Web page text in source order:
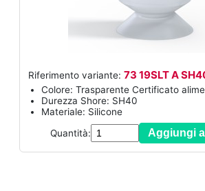
Riferimento variante: 73 19SLT A
Colore: Trasparente Certificato
Durezza Shore: SH40
Materiale: Silicone
Quantità:
Aggiungi